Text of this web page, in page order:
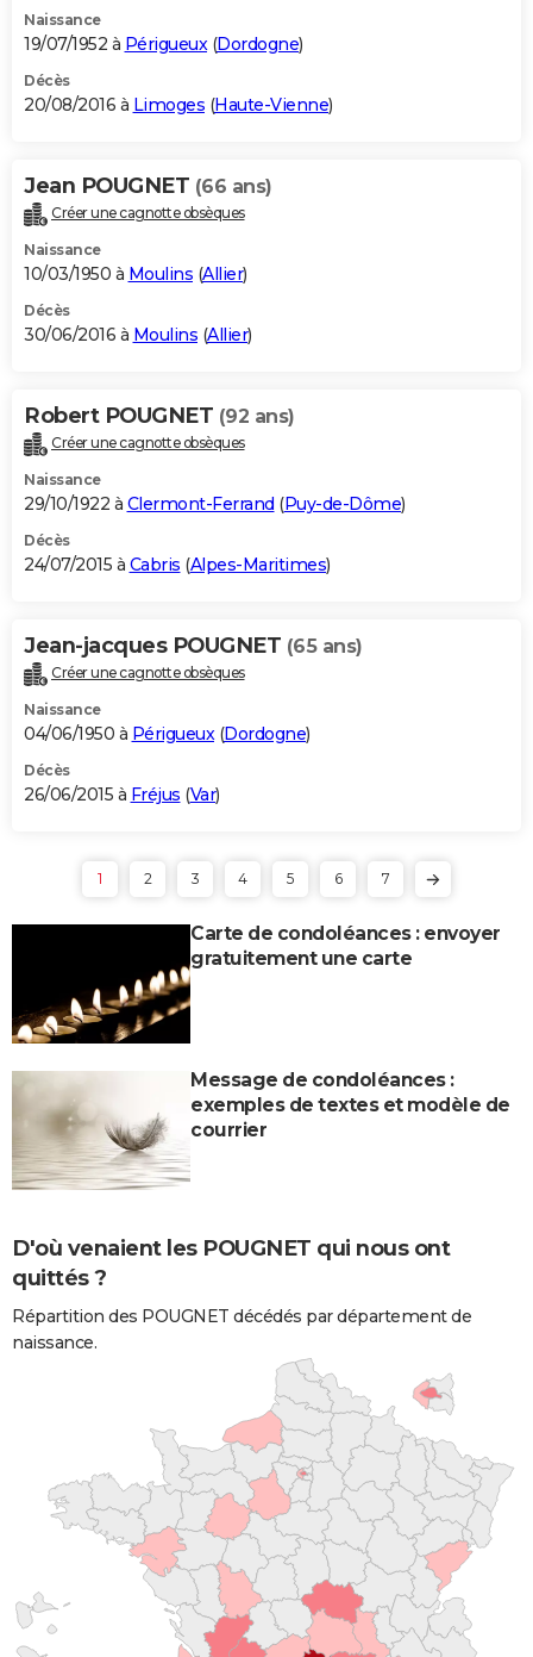
Naissance
19/07/1952 à Périgueux(Dordogne)
Décès
20/08/2016 à Limoges (Haute-Vienne)
Jean POUGNET (66 ans)
Créer une cagnotte obsèques
Naissance
10/03/1950 à Moulins (Allier)
Décès
30/06/2016 à Moulins (Allier)
Robert POUGNET (92 ans)
Créer une cagnotte obsèques
Naissance
29/10/1922 à Clermont-Ferrand (Puy-de-Dôme)
Décès
24/07/2015 à Cabris (Alpes-Maritimes)
Jean-jacques POUGNET (65 ans)
Créer une cagnotte obsèques
Naissance
04/06/1950 à Périgueux (Dordogne)
Décès
26/06/2015 à Fréjus (Var)
1 2 3 4 5 6 7
Carte de condoléances : envoyer
gratuitement une carte
Message de condoléances :
exemples de textes et modèle de
courrier
D'où venaient les POUGNET qui nous ont
quittés ?
Répartition des POUGNET décédés par département de
naissance.